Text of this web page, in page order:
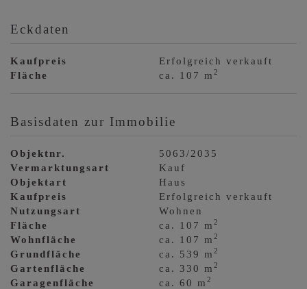
Eckdaten
Kaufpreis
Erfolgreich verkauft
Fläche
ca. 107 m2
Basisdaten zur Immobilie
Objektnr.
5063/2035
Vermarktungsart
Kauf
Objektart
Haus
Kaufpreis
Erfolgreich verkauft
Nutzungsart
Wohnen
Fläche
ca. 107 m2
Wohnfläche ca. 107 m2
Grundfläche ca. 539 m2
Gartenfläche ca. 330 m2
Garagenfläche ca. 60 m2